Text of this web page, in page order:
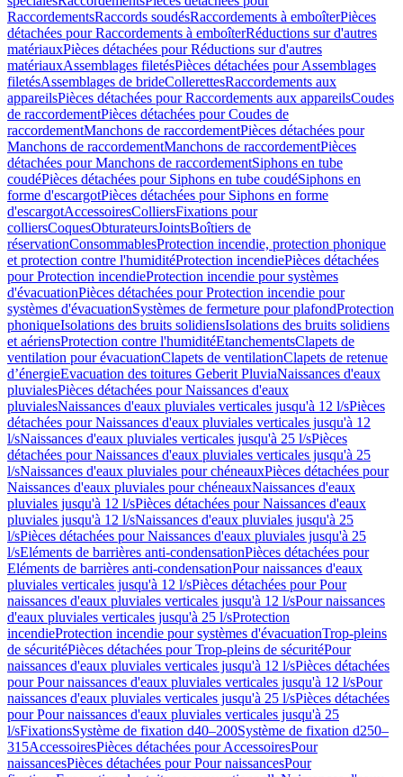
RaccordementsRaccords soudésRaccordements à emboîterPièces
détachées pour Raccordements à emboîterRéductions sur d'autres
matériauxPièces détachées pour Réductions sur d'autres
matériauxAssemblages filetésPièces détachées pour Assemblages
filetésAssemblages de brideCollerettesRaccordements aux
appareilsPièces détachées pour Raccordements aux appareilsCoudes
de raccordementPièces détachées pour Coudes de
raccordementManchons de raccordementPièces détachées pour
Manchons de raccordementManchons de raccordementPièces
détachées pour Manchons de raccordementSiphons en tube
coudéPièces détachées pour Siphons en tube coudéSiphons en
forme d'escargotPièces détachées pour Siphons en forme
d'escargotAccessoiresColliersFixations pour
colliersCoquesObturateursJointsBoîtiers de
réservationConsommablesProtection incendie, protection phonique
et protection contre l'humiditéProtection incendiePièces détachées
pour Protection incendieProtection incendie pour systèmes
d'évacuationPièces détachées pour Protection incendie pour
systèmes d'évacuationSystèmes de fermeture pour plafondProtection
phoniqueIsolations des bruits solidiensIsolations des bruits solidiens
et aériensProtection contre l'humiditéEtanchementsClapets de
ventilation pour évacuationClapets de ventilationClapets de retenue
d’énergieEvacuation des toitures Geberit PluviaNaissances d'eaux
pluvialesPièces détachées pour Naissances d'eaux
pluvialesNaissances d'eaux pluviales verticales jusqu'à 12 l/sPièces
détachées pour Naissances d'eaux pluviales verticales jusqu'à 12
l/sNaissances d'eaux pluviales verticales jusqu'à 25 l/sPièces
détachées pour Naissances d'eaux pluviales verticales jusqu'à 25
l/sNaissances d'eaux pluviales pour chéneauxPièces détachées pour
Naissances d'eaux pluviales pour chéneauxNaissances d'eaux
pluviales jusqu'à 12 l/sPièces détachées pour Naissances d'eaux
pluviales jusqu'à 12 l/sNaissances d'eaux pluviales jusqu'à 25
l/sPièces détachées pour Naissances d'eaux pluviales jusqu'à 25
l/sEléments de barrières anti-condensationPièces détachées pour
Eléments de barrières anti-condensationPour naissances d'eaux
pluviales verticales jusqu'à 12 l/sPièces détachées pour Pour
naissances d'eaux pluviales verticales jusqu'à 12 l/sPour naissances
d'eaux pluviales verticales jusqu'à 25 l/sProtection
incendieProtection incendie pour systèmes d'évacuationTrop-pleins
de sécuritéPièces détachées pour Trop-pleins de sécuritéPour
naissances d'eaux pluviales verticales jusqu'à 12 l/sPièces détachées
pour Pour naissances d'eaux pluviales verticales jusqu'à 12 l/sPour
naissances d'eaux pluviales verticales jusqu'à 25 l/sPièces détachées
pour Pour naissances d'eaux pluviales verticales jusqu'à 25
l/sFixationsSystème de fixation d40–200Système de fixation d250–
315AccessoiresPièces détachées pour AccessoiresPour
naissancesPièces détachées pour Pour naissancesPour